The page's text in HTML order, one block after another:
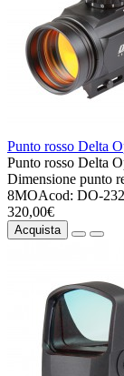
Punto rosso Delta
Punto rosso Delta
Dimensione punto
8MOAcod: DO-
320,00€
Acquista